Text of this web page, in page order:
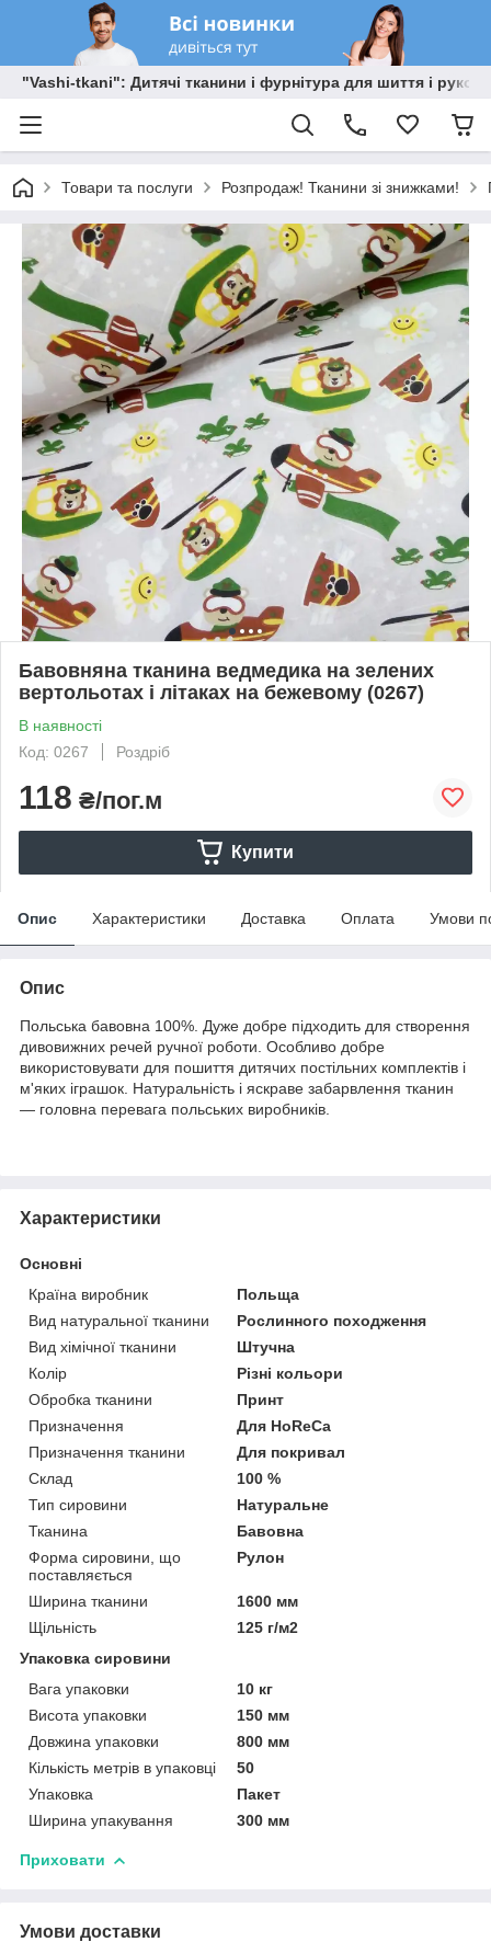
"Vashi-tkani": Дитячі тканини і фурнітура для шиття і
Товари та послуги Розпродаж! Тканини зі знижками!
Бавовняна тканина ведмедика на зелених
вертольотах і літаках на бежевому (0267)
В наявності
Код: 0267
Роздріб
118 ₴/пог.м
Купити
Опис Характеристики Доставка Оплата Умови
Опис
Польська бавовна 100%. Дуже добре підходить для створення
дивовижних речей ручної роботи. Особливо добре
використовувати для пошиття дитячих постільних комплектів і
м'яких іграшок. Натуральність і яскраве забарвлення тканин
— головна перевага польських виробників.
Характеристики
Основні
Країна виробник
Польща
Вид натуральної тканини
Рослинного походження
Вид хімічної тканини
Штучна
Колір
Різні кольори
Обробка тканини
Принт
Призначення
Для HoReCa
Призначення тканини
Для покривал
Склад
100 %
Тип сировини
Натуральне
Тканина
Бавовна
Форма сировини, що
поставляється
Рулон
Ширина тканини
1600 мм
Щільність
125 г/м2
Упаковка сировини
Вага упаковки
10 кг
Висота упаковки
150 мм
Довжина упаковки
800 мм
Кількість метрів в упаковці
50
Упаковка
Пакет
Ширина упакування
300 мм
Приховати
Умови доставки